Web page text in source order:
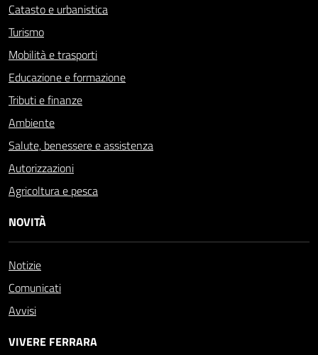
Catasto e urbanistica
Turismo
Mobilità e trasporti
Educazione e formazione
Tributi e finanze
Ambiente
Salute, benessere e assistenza
Autorizzazioni
Agricoltura e pesca
NOVITÀ
Notizie
Comunicati
Avvisi
VIVERE FERRARA